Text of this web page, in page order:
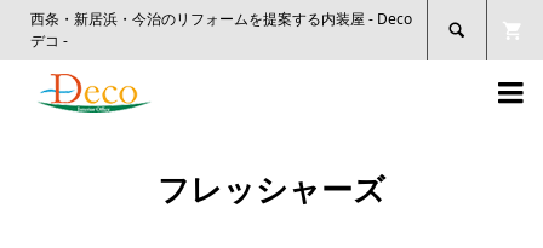
西条・新居浜・今治のリフォームを提案する内装屋 - Deco
デコ -


フレッシャーズ